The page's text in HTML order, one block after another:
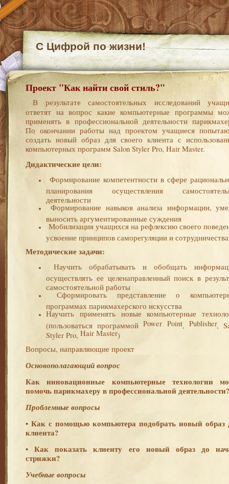
С Цифрой по жизни!
Проект "Как найти свой стиль?"
В результате самостоятельных исследований
ответят на вопрос какие компьютерные программы
применять в профессиональной деятельности
По окончании работы над проектом учащиеся
создать новый образ для своего клиента с
компьютерных программ Salon Styler Pro, Hair Master.
Дидактические цели:
Формирование компетентности в сфере
планирования осуществления
деятельности
Формирование навыков анализа информации,
выносить аргументированные суждения
Мобилизация учащихся на рефлексию своего
усвоение принципов саморегуляции и сотрудничества
Методические задачи:
Научить обрабатывать и обобщать
осуществлять ее целенаправленный поиск в
самостоятельной работы
Сформировать представление о
программах парикмахерского искусства
Научить применять новые компьютерные
(пользоваться программойPower Point, Publisher,
Styler Pro, Hair Master)
Вопросы, направляющие проект
Основополагающий вопрос
Как инновационные компьютерные технологии
помочь парикмахеру в профессиональной деятельности?
Проблемные вопросы
• Как с помощью компьютера подобрать новый образ
клиента?
•Как показать клиенту его новый образ до
стрижки?
Учебные вопросы